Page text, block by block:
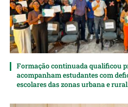
Formação continuada qualificou
acompanham estudantes com
escolares das zonas urbana e